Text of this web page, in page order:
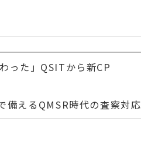
った」QSITから新CP
えるQMSR時代の査察対応